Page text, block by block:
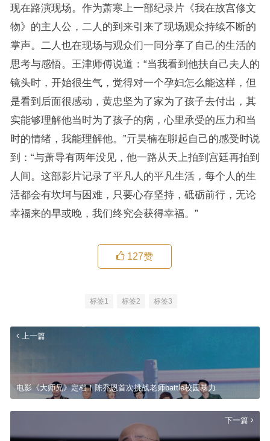
现在路演现场。作为萧寒上一部纪录片《我在故宫修文
物》的主人公，二人的到来引来了现场观众持续不断的
掌声。二人也在现场与观众们一同分享了自己的生活的
思考与感悟。王津师傅说道：“当我看到他扶自己夫人的
镜头时，开始很生气，觉得对一个孕妇怎么能这样，但
是看到后面很感动，黄忠坚为了家为了孩子去付出，其
实能够理解他当时为了孩子的病，心里承受的压力和当
时的情绪，我能理解他。”亓昊楠在聊起自己的感受时说
到：“与萧导有两年没见，他一路从天上拍到宫廷再拍到
人间。这部影片记录了平凡人的平凡生活，每个人的生
活都会有坎坷与困难，只要心存坚持，砥砺前行，无论
幸福来的早或晚，我们终究会获得幸福。”
127赞
标签1 标签2 标签3
上一篇
电影《大师兄》定档！陈乔恩首次挑战老师battle校园暴力
下一篇